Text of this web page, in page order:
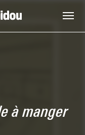
à manger